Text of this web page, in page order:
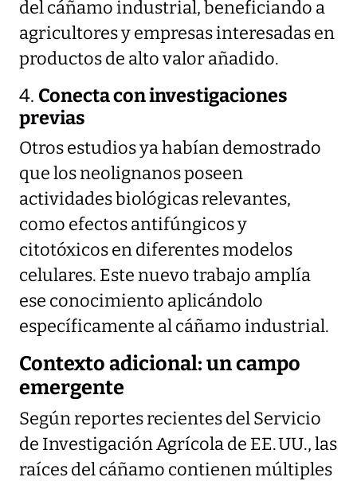
del cáñamo industrial, beneficiando a
agricultores y empresas interesadas en
productos de alto valor añadido.
4. Conecta con investigaciones
previas
Otros estudios ya habían demostrado
que los neolignanos poseen
actividades biológicas relevantes,
como efectos antifúngicos y
citotóxicos en diferentes modelos
celulares. Este nuevo trabajo amplía
ese conocimiento aplicándolo
específicamente al cáñamo industrial.
Contexto adicional: un campo
emergente
Según reportes recientes del Servicio
de Investigación Agrícola de EE. UU., las
raíces del cáñamo contienen múltiples